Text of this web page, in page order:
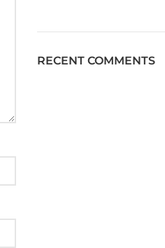
RECENT COMMENTS